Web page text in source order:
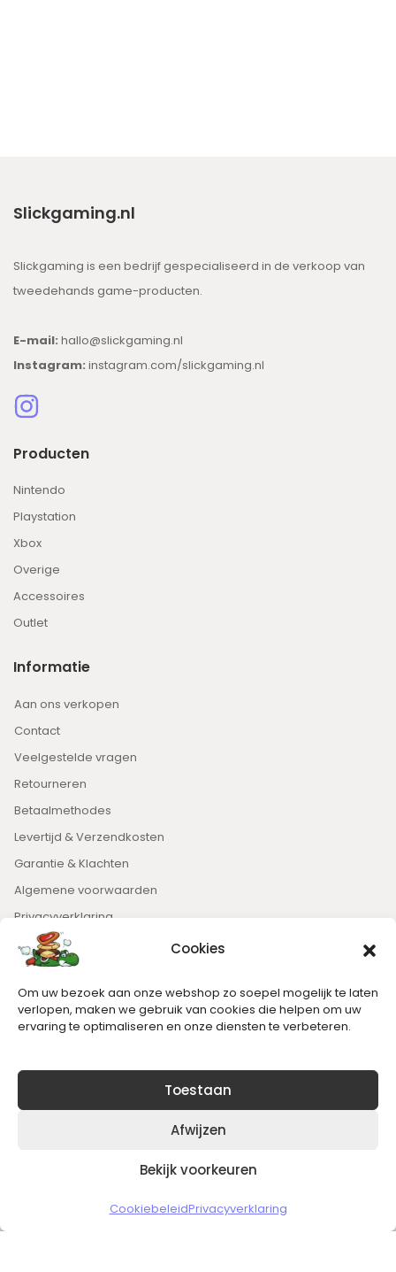
Cookies
Om uw bezoek aan onze webshop zo soepel mogelijk te laten
verlopen, maken we gebruik van cookies die helpen om uw
ervaring te optimaliseren en onze diensten te verbeteren.
Toestaan
Afwijzen
Bekijk voorkeuren
CookiebeleidPrivacyverklaring
Slickgaming.nl
Slickgaming is een bedrijf gespecialiseerd in de verkoop van
tweedehands game-producten.
E-mail: hallo@slickgaming.nl
Instagram: instagram.com/slickgaming.nl
Producten
Nintendo
Playstation
Xbox
Overige
Accessoires
Outlet
Informatie
Aan ons verkopen
Contact
Veelgestelde vragen
Retourneren
Betaalmethodes
Levertijd & Verzendkosten
Garantie & Klachten
Algemene voorwaarden
Privacyverklaring
Nieuwsbrief
Blijft op de hoogte van het laatste nieuws.